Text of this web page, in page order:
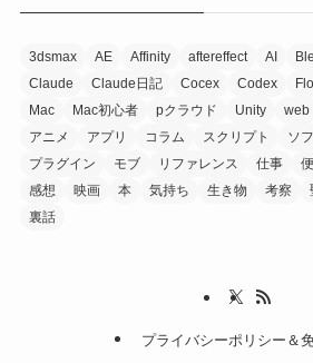
3dsmax AE Affinity aftereffect AI
Claude
Claude日記 Cocex Codex
Mac
Mac初心者 pクラウド Unity web
アニメ
アプリ コラム スクリプト ソ
プラグイン
モブ リファレンス 仕事
感想
映画 本 気持ち 生き物 考察
裏話
プライバシーポリシー＆